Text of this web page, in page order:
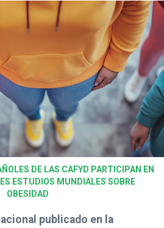
DE LAS CAFYD PARTICIPAN EN
ESTUDIOS MUNDIALES SOBRE
OBESIDAD
publicado en la